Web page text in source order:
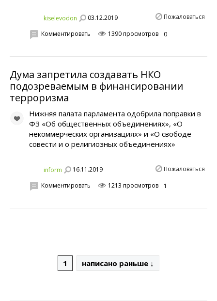
kiselevodon 03.12.2019 Пожаловаться
Комментировать 1390 просмотров 0
Дума запретила создавать НКО
подозреваемым в финансировании
терроризма
Нижняя палата парламента одобрила поправки в
ФЗ «Об общественных объединениях», «О
некоммерческих организациях» и «О свободе
совести и о религиозных объединениях»
inform 16.11.2019 Пожаловаться
Комментировать 1213 просмотров 1
1 написано раньше ↓